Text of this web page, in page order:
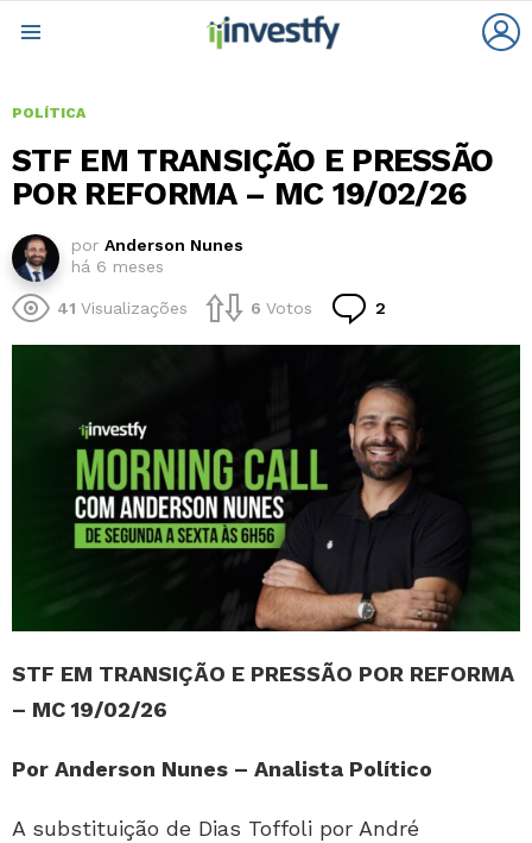
POLÍTICA
STF EM TRANSIÇÃO E PRESSÃO
POR REFORMA – MC 19/02/26
por Anderson Nunes
há 6 meses
41 Visualizações 6 Votos 2
STF EM TRANSIÇÃO E PRESSÃO POR REFORMA
– MC 19/02/26
Por Anderson Nunes – Analista Político
A substituição de Dias Toffoli por André